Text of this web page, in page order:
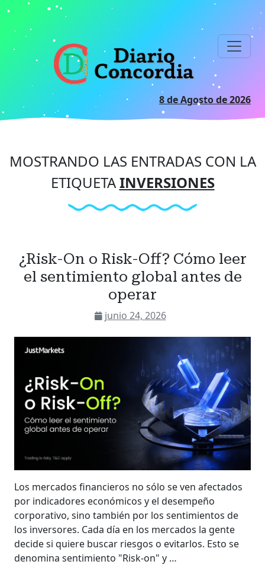
contenido
principal
8 de Agosto de 2026
MOSTRANDO LAS ENTRADAS CON LA
ETIQUETAINVERSIONES
¿Risk-On o Risk-Off? Cómo leer
el sentimiento global antes de
operar
junio 24, 2026
Los mercados financieros no sólo se ven afectados
por indicadores económicos y el desempeño
corporativo, sino también por los sentimientos de
los inversores. Cada día en los mercados la gente
decide si quiere buscar riesgos o evitarlos. Esto se
denomina sentimiento "Risk-on" y …